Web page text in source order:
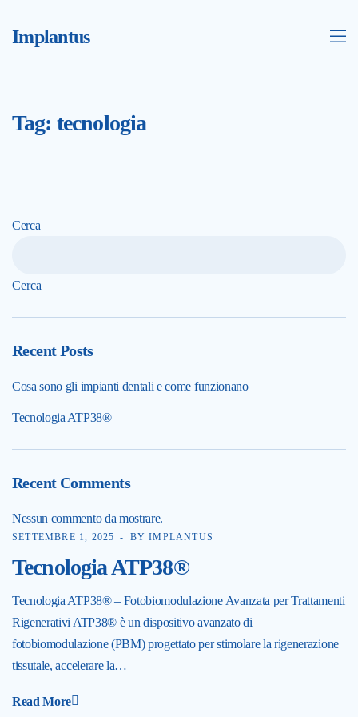
Implantus
Tag: tecnologia
SETTEMBRE 1, 2025 BY IMPLANTUS
Tecnologia ATP38®
Tecnologia ATP38® – Fotobiomodulazione Avanzata per Trattamenti
Rigenerativi ATP38® è un dispositivo avanzato di
fotobiomodulazione (PBM) progettato per stimolare la rigenerazione
tissutale, accelerare la…
Read More
Cerca
Cerca
Recent Posts
Cosa sono gli impianti dentali e come funzionano
Tecnologia ATP38®
Recent Comments
Nessun commento da mostrare.